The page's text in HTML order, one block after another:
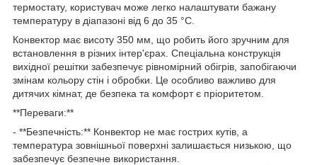
термостату, користувач може легко налаштувати бажану
температуру в діапазоні від 6 до 35 °C.
Конвектор має висоту 350 мм, що робить його зручним для
встановлення в різних інтер'єрах. Спеціальна конструкція
вихідної решітки забезпечує рівномірний обігрів, запобігаючи
змінам кольору стін і обробки. Це особливо важливо для
дитячих кімнат, де безпека та комфорт є пріоритетом.
**Переваги:**
- **Безпечність:** Конвектор не має гострих кутів, а
температура зовнішньої поверхні залишається низькою, що
забезпечує безпечне використання.